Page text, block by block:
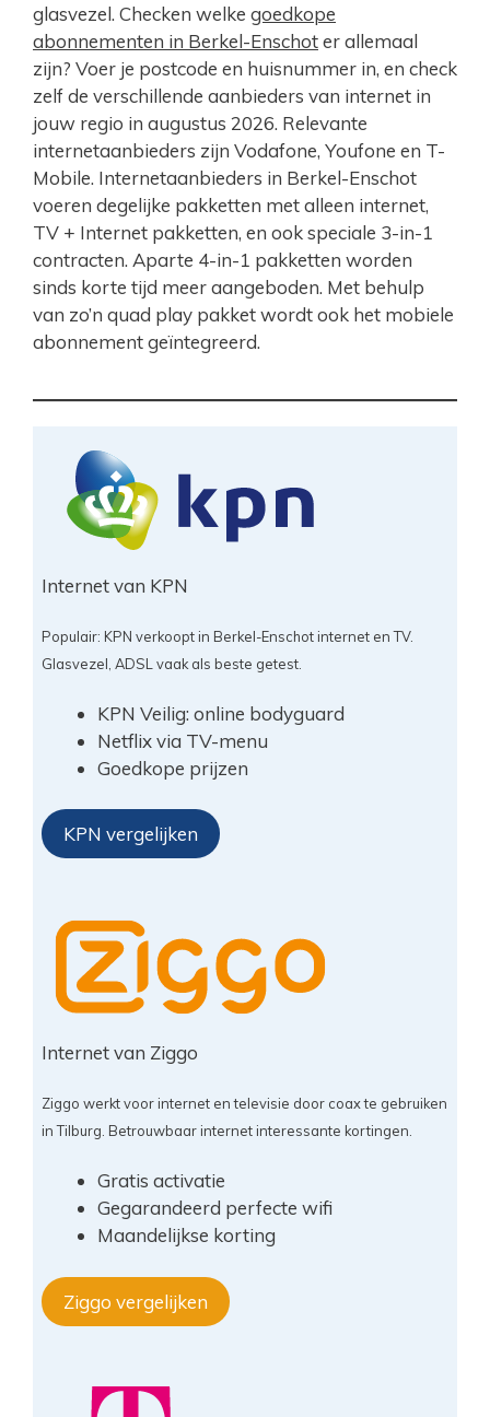
glasvezel. Checken welke goedkope
abonnementen in Berkel-Enschoter allemaal
zijn? Voer je postcode en huisnummer in, en check
zelf de verschillende aanbieders van internet in
jouw regio in augustus 2026. Relevante
internetaanbieders zijn Vodafone, Youfone en T-
Mobile. Internetaanbieders in Berkel-Enschot
voeren degelijke pakketten met alleen internet,
TV + Internet pakketten, en ook speciale 3-in-1
contracten. Aparte 4-in-1 pakketten worden
sinds korte tijd meer aangeboden. Met behulp
van zo’n quad play pakket wordt ook het mobiele
abonnement geïntegreerd.
Internet van KPN
Populair: KPN verkoopt in Berkel-Enschot internet en TV.
Glasvezel, ADSL vaak als beste getest.
KPN Veilig: online bodyguard
Netflix via TV-menu
Goedkope prijzen
KPN vergelijken
Internet van Ziggo
Ziggo werkt voor internet en televisie door coax te gebruiken
in Tilburg. Betrouwbaar internet interessante kortingen.
Gratis activatie
Gegarandeerd perfecte wifi
Maandelijkse korting
Ziggo vergelijken